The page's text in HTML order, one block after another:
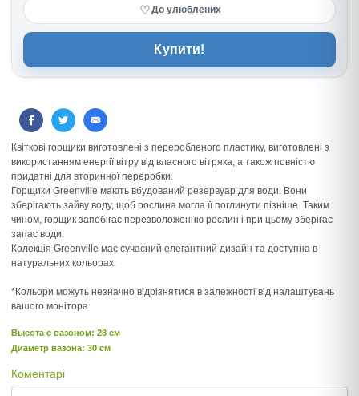
♡До улюблених
Купити!
Квіткові горщики виготовлені з переробленого пластику, виготовлені з
використанням енергії вітру від власного вітряка, а також повністю
придатні для вторинної переробки.
Горщики Greenville мають вбудований резервуар для води. Вони
зберігають зайву воду, щоб рослина могла її поглинути пізніше. Таким
чином, горщик запобігає перезволоженню рослин і при цьому зберігає
запас води.
Колекція Greenville має сучасний елегантний дизайн та доступна в
натуральних кольорах.
*Кольори можуть незначно відрізнятися в залежності від налаштувань
вашого монітора
Высота c вазоном: 28 см
Диаметр вазона: 30 см
Коментарі